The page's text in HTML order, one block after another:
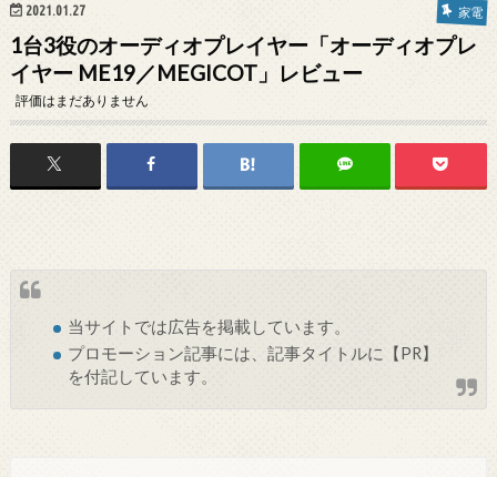
2021.01.27 家電
1台3役のオーディオプレイヤー「オーディオプレ
イヤー ME19／MEGICOT」レビュー
評価はまだありません
当サイトでは広告を掲載しています。
プロモーション記事には、記事タイトルに【PR】
を付記しています。